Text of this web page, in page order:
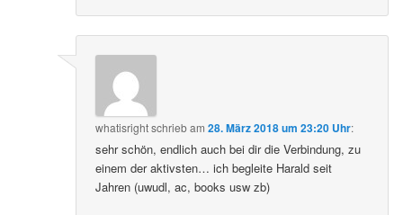
whatisrightschriebam28. März 2018 um 23:20 Uhr:
sehr schön, endlich auch bei dir die Verbindung, zu
einem der aktivsten… ich begleite Harald seit
Jahren (uwudl, ac, books usw zb)